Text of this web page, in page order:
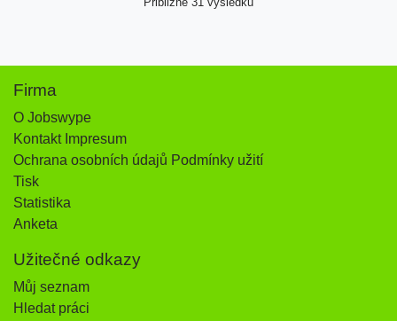
Firma
O Jobswype
Kontakt Impresum
Ochrana osobních údajů Podmínky užití
Tisk
Statistika
Anketa
Užitečné odkazy
Můj seznam
Hledat práci